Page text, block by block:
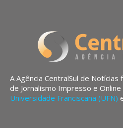
A Agência CentralSul de
de Jornalismo Impresso e
Universidade Franciscana (UFN)